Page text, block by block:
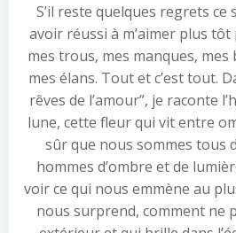
S’il reste quelques regrets ce
avoir réussi à m’aimer plus
mes trous, mes manques, mes
mes élans. Tout et c’est tout.
rêves de l’amour”, je raconte
lune, cette fleur qui vit entre
sûr que nous sommes tous
hommes d’ombre et de
voir ce qui nous emmène au
nous surprend, comment ne